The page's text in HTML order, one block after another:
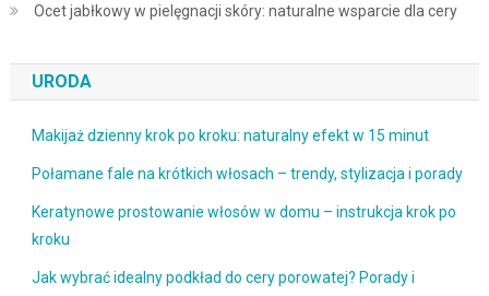
Ocet jabłkowy w pielęgnacji skóry: naturalne wsparcie dla cery
URODA
Makijaż dzienny krok po kroku: naturalny efekt w 15 minut
Połamane fale na krótkich włosach – trendy, stylizacja i porady
Keratynowe prostowanie włosów w domu – instrukcja krok po
kroku
Jak wybrać idealny podkład do cery porowatej? Porady i